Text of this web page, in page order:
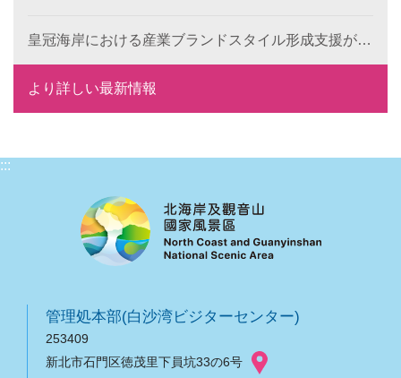
皇冠海岸における産業ブランドスタイル形成支援が成
果を発揮： 6つの特色ある目玉で、地域ブランドの国
際競争力を向上
より詳しい最新情報
:::
管理処本部(白沙湾ビジターセンター)
253409
新北市石門区徳茂里下員坑33の6号